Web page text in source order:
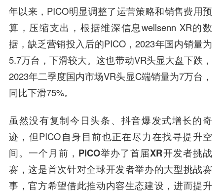
年以来，PICO明显调整了运营策略和销售费用预
算，压缩支出，根据维深信息wellsenn XR的数
据，缺乏营销投入后的PICO，2023年国内销量为
5.7万台，下滑较大。这也带动VR头显大盘下跌，
2023年二季度国内市场VR头显C端销量为7万台，
同比下滑75%。
虽然没有复制今日头条、抖音爆发式增长的奇
迹，但PICO自身目前也正在尽力在找寻提升空
间。一个月前， PICO举办了首届XR开发者挑战
赛，这是首次针对全球开发者举办的大型挑战赛
事，官方希望借此推动内容生态建设，进而提升